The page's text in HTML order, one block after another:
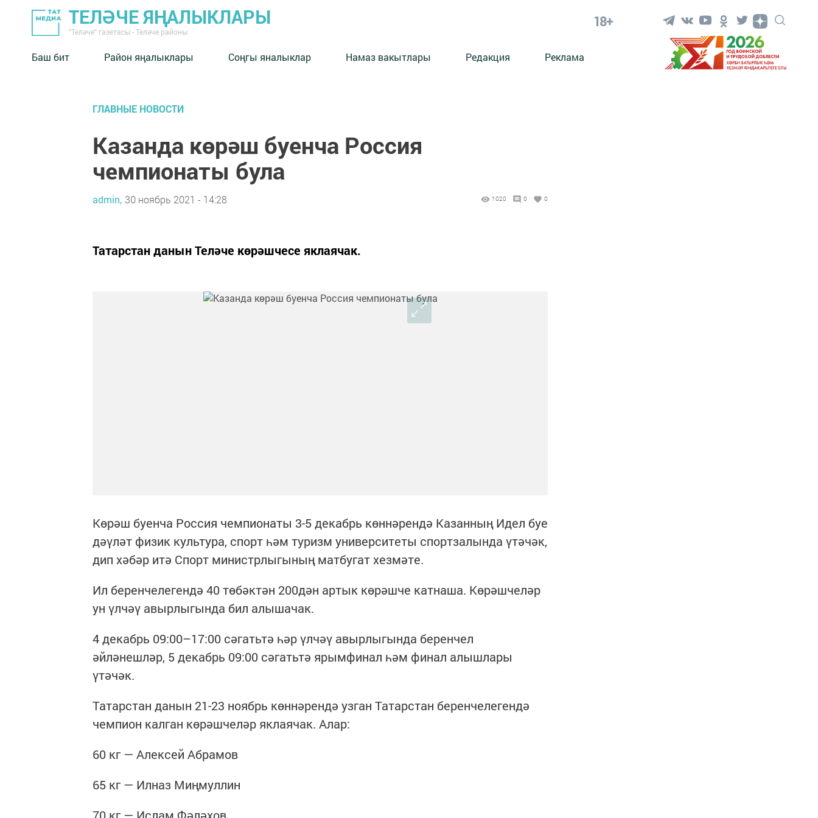
ТЕЛӘЧЕ ЯҢАЛЫКЛАРЫ
"Теләче" газетасы - Теләче районы
18+
Баш бит Район яңалыклары Соңгы яналыклар Намаз вакытлары Редакция Реклама
ГЛАВНЫЕ НОВОСТИ
Казанда көрәш буенча Россия
чемпионаты була
admin, 30 ноябрь 2021 - 14:28 1020 0 0
Татарстан данын Теләче көрәшчесе яклаячак.
Көрәш буенча Россия чемпионаты 3-5 декабрь көннәрендә Казанның Идел буе
дәүләт физик культура, спорт һәм туризм университеты спортзалында үтәчәк,
дип хәбәр итә Спорт министрлыгының матбугат хезмәте.
Ил беренчелегендә 40 төбәктән 200дән артык көрәшче катнаша. Көрәшчеләр
ун үлчәү авырлыгында бил алышачак.
4 декабрь 09:00–17:00 сәгатьтә һәр үлчәү авырлыгында беренчел
әйләнешләр, 5 декабрь 09:00 сәгатьтә ярымфинал һәм финал алышлары
үтәчәк.
Татарстан данын 21-23 ноябрь көннәрендә узган Татарстан беренчелегендә
чемпион калган көрәшчеләр яклаячак. Алар:
60 кг — Алексей Абрамов
65 кг — Илназ Миңмуллин